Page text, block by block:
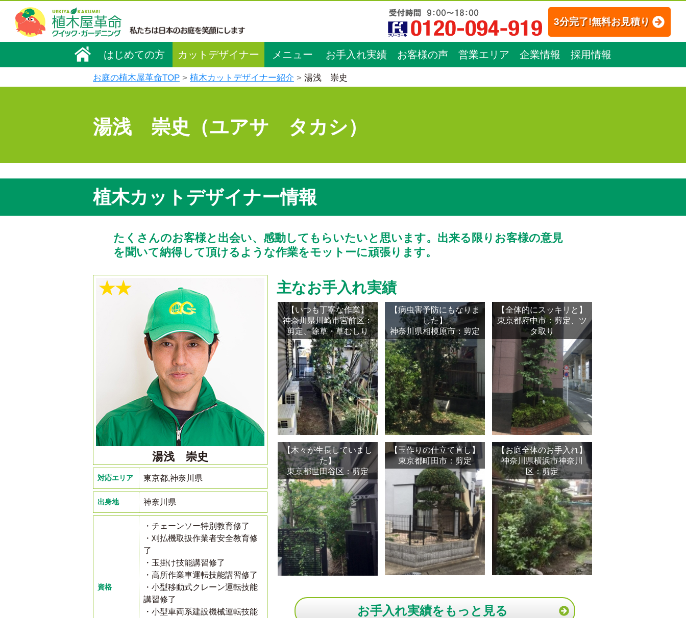
3分完了!無料お見積り
はじめての方 カットデザイナー メニュー お手入れ実績 お客様の声 営業エリア 企業情報 採用情報
お庭の植木屋革命TOP 植木カットデザイナー紹介 湯浅 崇史
湯浅 崇史（ユアサ タカシ）
植木カットデザイナー情報
たくさんのお客様と出会い、感動してもらいたいと思います。出来る限りお客様の意見
を聞いて納得して頂けるような作業をモットーに頑張ります。
★★
湯浅 崇史
対応エリア 東京都,神奈川県
出身地 神奈川県
資格
・チェーンソー特別教育修了
・刈払機取扱作業者安全教育修
了
・玉掛け技能講習修了
・高所作業車運転技能講習修了
・小型移動式クレーン運転技能
講習修了
・小型車両系建設機械運転技能
主なお手入れ実績
【いつも丁寧な作業】
神奈川県川崎市宮前区：
剪定、除草・草むしり
【病虫害予防にもなりま
した】
神奈川県相模原市：剪定
【全体的にスッキリと】
東京都府中市：剪定、ツ
タ取り
【木々が生長していまし
た】
東京都世田谷区：剪定
【玉作りの仕立て直し】
東京都町田市：剪定
【お庭全体のお手入れ】
神奈川県横浜市神奈川
区：剪定
お手入れ実績をもっと見る